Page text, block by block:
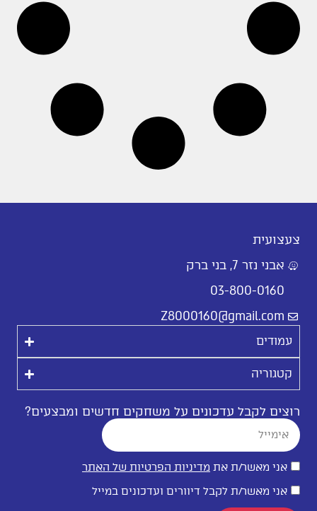
צעצועית
אבני נזר 7, בני ברק
03-800-0160
Z8000160@gmail.com
עמודים
קטגוריה
רוצים לקבל עדכונים על משחקים חדשים ומבצעים?
אני מאשר/ת את מדיניות הפרטיות של האתר
אני מאשר/ת לקבל דיוורים ועדכונים במייל